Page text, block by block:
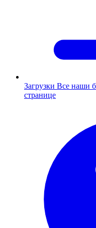
Загрузки Все наши
странице